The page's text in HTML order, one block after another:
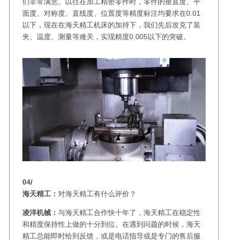
们非常满意。以往在加工精密零件时，零件的垂直度、平
面度、对称度、直线度、位置度等精度标注均要求在0.01
以下，现在在海天精工机床的加持下，我们先后攻克了装
夹、温度、测量等难关，实现精度0.005以下的突破。
04/
海天精工： 对海天精工有什么评价？
凌洋机械： 与海天精工合作快十年了，海天精工在稳定性
和精度保持性上做的十分到位。在遇到问题的时候，海天
精工总能即时给到反馈，或是电话指导或是专门的售后服